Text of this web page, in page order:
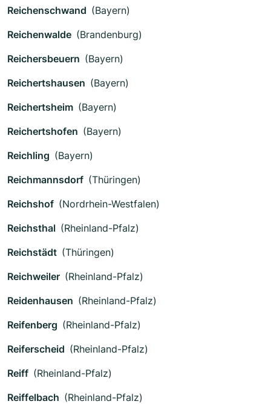
Reichenschwand (Bayern)
Reichenwalde (Brandenburg)
Reichersbeuern (Bayern)
Reichertshausen (Bayern)
Reichertsheim (Bayern)
Reichertshofen (Bayern)
Reichling (Bayern)
Reichmannsdorf (Thüringen)
Reichshof (Nordrhein-Westfalen)
Reichsthal (Rheinland-Pfalz)
Reichstädt (Thüringen)
Reichweiler (Rheinland-Pfalz)
Reidenhausen (Rheinland-Pfalz)
Reifenberg (Rheinland-Pfalz)
Reiferscheid (Rheinland-Pfalz)
Reiff (Rheinland-Pfalz)
Reiffelbach (Rheinland-Pfalz)